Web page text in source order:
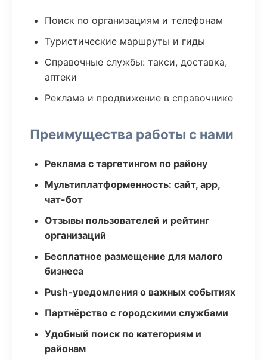
Поиск по организациям и телефонам
Туристические маршруты и гиды
Справочные службы: такси, доставка,
аптеки
Реклама и продвижение в справочнике
Преимущества работы с нами
Реклама с таргетингом по району
Мультиплатформенность: сайт, app,
чат-бот
Отзывы пользователей и рейтинг
организаций
Бесплатное размещение для малого
бизнеса
Push-уведомления о важных событиях
Партнёрство с городскими службами
Удобный поиск по категориям и
районам